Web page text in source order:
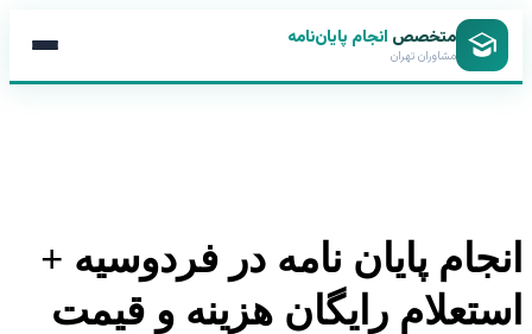
متخصصانجام پایان‌نامه
مشاوران تهران
پایان نامه در فردوسیه +
رایگان هزینه و قیمت